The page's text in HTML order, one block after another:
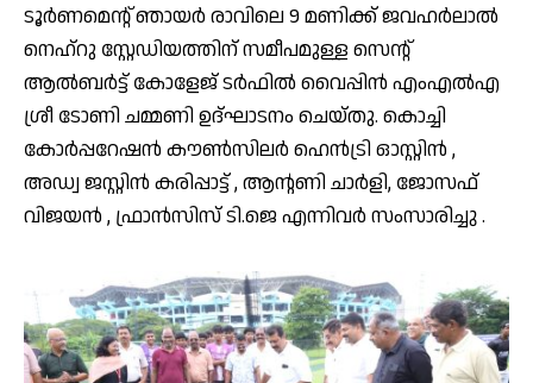
ടൂർണമെന്റ് ഞായർ രാവിലെ 9 മണിക്ക് ജവഹർലാൽ
നെഹ്റു സ്റ്റേഡിയത്തിന് സമീപമുള്ള സെന്റ്
ആൽബർട്ട് കോളേജ് ടർഫിൽ വൈപ്പിൻ എംഎൽഎ
ശ്രീ ടോണി ചമ്മണി ഉദ്ഘാടനം ചെയ്തു. കൊച്ചി
കോർപ്പറേഷൻ കൗൺസിലർ ഹെൻട്രി ഓസ്റ്റിൻ ,
അഡ്വ ജസ്റ്റിൻ കരിപ്പാട്ട് , ആൻ്റണി ചാർളി, ജോസഫ്
വിജയൻ , ഫ്രാൻസിസ് ടി.ജെ എന്നിവർ സംസാരിച്ചു .